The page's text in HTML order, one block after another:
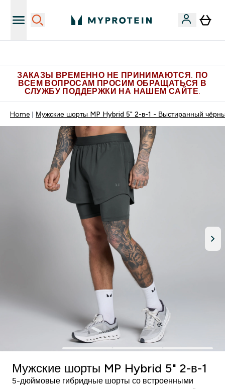
ЗАКАЗЫ ВРЕМЕННО НЕ ПРИНИМАЮТСЯ. ПО
ВСЕМ ВОПРОСАМ ПРОСИМ ОБРАЩАТЬСЯ В
СЛУЖБУ ПОДДЕРЖКИ НА НАШЕМ САЙТЕ.
Home Мужские шорты MP Hybrid 5" 2-в-1 - Выстиранный
Мужские шорты MP Hybrid 5" 2-в-1
5-дюймовые гибридные шорты со встроенными